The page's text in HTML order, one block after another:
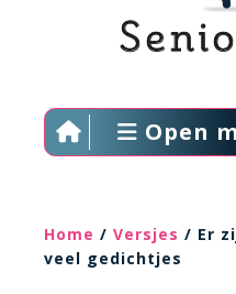
Open
Home / Versjes / Er
veel gedichtjes